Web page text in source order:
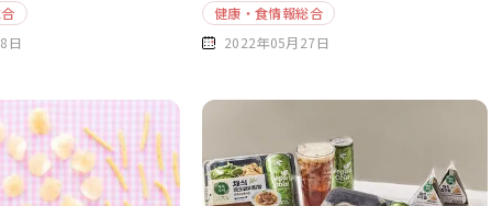
日
健康・食情報総合
2022年05月27日